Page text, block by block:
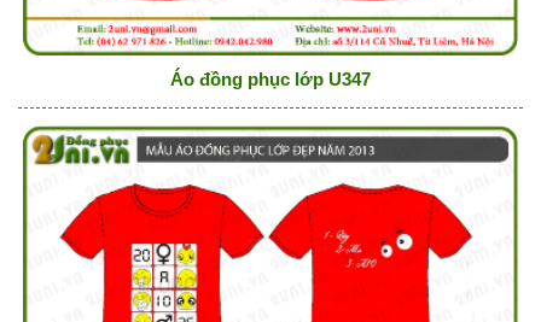
Áo đồng phục lớp U347